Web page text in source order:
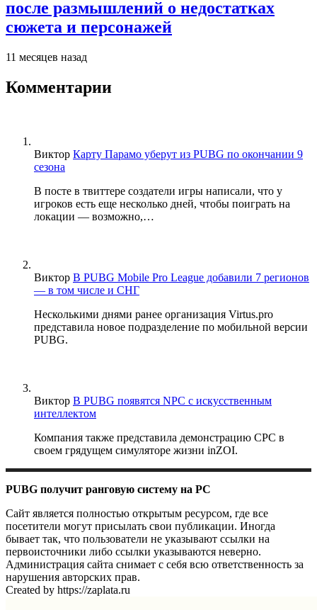
после размышлений о недостатках
сюжета и персонажей
11 месяцев назад
Комментарии
Виктор Карту Парамо уберут из PUBG по окончании 9
сезона
В посте в твиттере создатели игры написали, что у
игроков есть еще несколько дней, чтобы поиграть на
локации — возможно,…
Виктор В PUBG Mobile Pro League добавили 7 регионов
— в том числе и СНГ
Несколькими днями ранее организация Virtus.pro
представила новое подразделение по мобильной версии
PUBG.
Виктор В PUBG появятся NPC с искусственным
интеллектом
Компания также представила демонстрацию CPC в
своем грядущем симуляторе жизни inZOI.
PUBG получит ранговую систему на PC
Сайт является полностью открытым ресурсом, где все
посетители могут присылать свои публикации. Иногда
бывает так, что пользователи не указывают ссылки на
первоисточники либо ссылки указываются неверно.
Администрация сайта снимает с себя всю ответственность за
нарушения авторских прав.
Created by https://zaplata.ru